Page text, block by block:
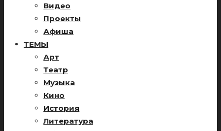
Видео
Проекты
Афиша
ТЕМЫ
Арт
Театр
Музыка
Кино
История
Литература